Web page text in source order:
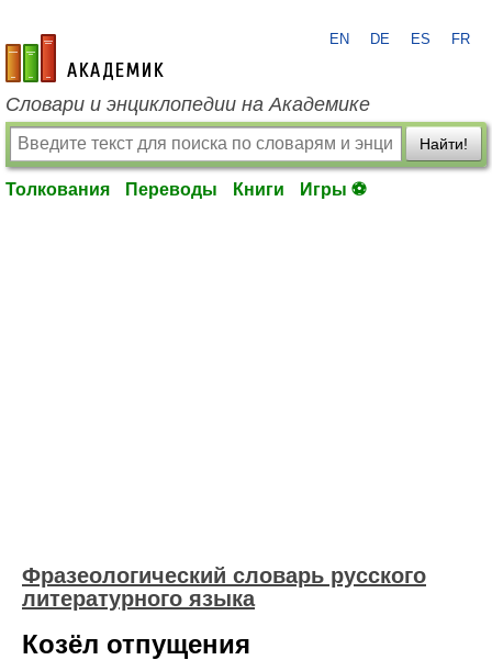
academic.ru
EN DE ES FR
Словари и энциклопедии на Академике
Найти!
Толкования Переводы Книги Игры ⚽
Фразеологический словарь русского
литературного языка
Козёл отпущения